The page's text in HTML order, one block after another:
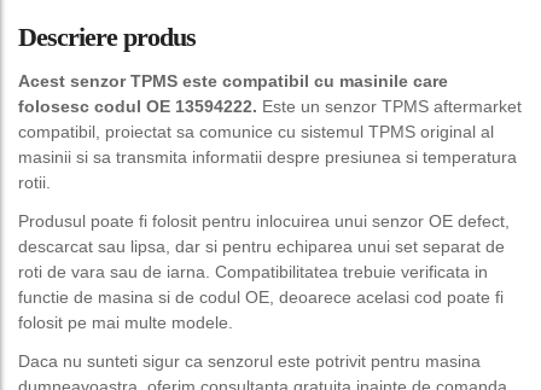
Descriere produs
Acest senzor TPMS este compatibil cu masinile care
folosesc codul OE 13594222. Este un senzor TPMS aftermarket
compatibil, proiectat sa comunice cu sistemul TPMS original al
masinii si sa transmita informatii despre presiunea si temperatura
rotii.
Produsul poate fi folosit pentru inlocuirea unui senzor OE defect,
descarcat sau lipsa, dar si pentru echiparea unui set separat de
roti de vara sau de iarna. Compatibilitatea trebuie verificata in
functie de masina si de codul OE, deoarece acelasi cod poate fi
folosit pe mai multe modele.
Daca nu sunteti sigur ca senzorul este potrivit pentru masina